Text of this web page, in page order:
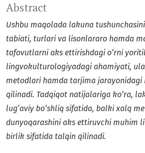
Abstract
Ushbu maqolada lakuna
tabiati, turlari va lisonlararo hamda
tafovutlarni aks ettirishdagi o‘rni
lingvokulturologiyadagi ahamiyati,
metodlari hamda tarjima
qilinadi. Tadqiqot natijalariga ko‘ra,
lug‘aviy bo‘shliq sifatida, balki xalq
dunyoqarashini aks ettiruvchi muhim
birlik sifatida talqin qilinadi.